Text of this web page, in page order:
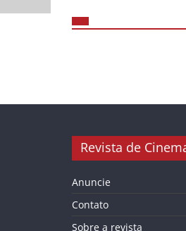
Revista de
Anuncie
Contato
Sobre a revista